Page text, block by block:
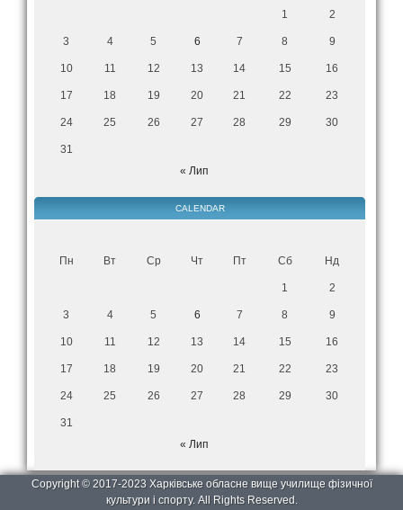
1 2
3 4 5 6 7 8 9
10 11 12 13 14 15 16
17 18 19 20 21 22 23
24 25 26 27 28 29 30
31
« Лип
CALENDAR
Пн Вт Ср Чт Пт Сб Нд
1 2
3 4 5 6 7 8 9
10 11 12 13 14 15 16
17 18 19 20 21 22 23
24 25 26 27 28 29 30
31
« Лип
Copyright © 2017-2023 Харківське обласне вище училище фізичної
культури і спорту. All Rights Reserved.